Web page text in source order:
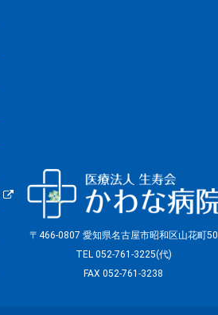
〒466-0807 愛知県名古屋市昭和区山花町50
TEL 052-761-3225(代)
FAX 052-761-3238